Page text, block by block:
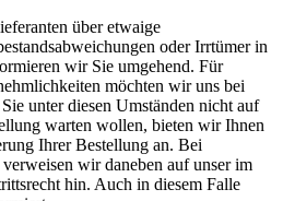
über etwaige
oder Irrtümer in
wir Sie umgehend. Für
möchten wir uns bei
unter diesen Umständen nicht auf
warten wollen, bieten wir Ihnen
Ihrer Bestellung an. Bei
wir daneben auf unser im
hin. Auch in diesem Falle